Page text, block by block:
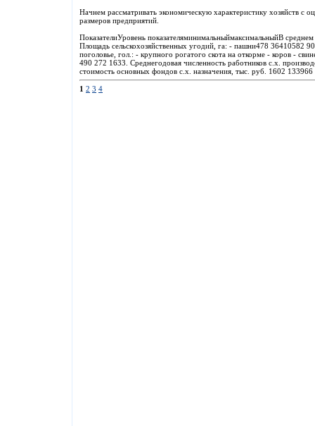
Начнем рассматривать экономическую характеристику хозяйств с
размеров предприятий.
ПоказателиУровень показателяминимальныймаксимальныйВ
Площадь сельскохозяйственных угодий, га: - пашни478 36410582
поголовье, гол.: - крупного рогатого скота на откорме - коров -
490 272 1633. Среднегодовая численность работников с.х.
стоимость основных фондов с.х. назначения, тыс. руб. 1602
1 2 3 4